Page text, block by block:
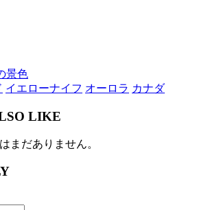
景色
イエローナイフ オーロラ カナダ
LIKE
まだありません。